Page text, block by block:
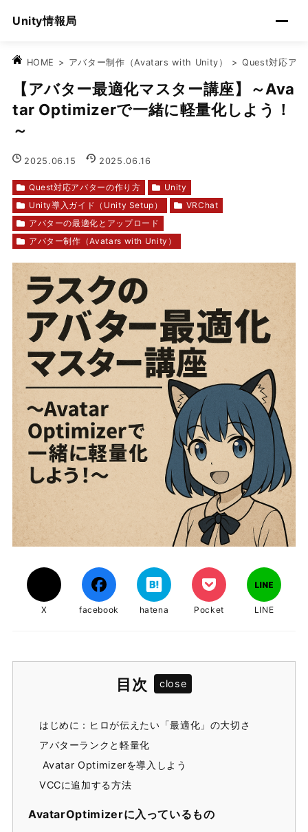
Unity情報局
HOME > アバター制作（Avatars with Unity） > Quest対応ア
【アバター最適化マスター講座】～Ava
tar Optimizerで一緒に軽量化しよう！
～
2025.06.15 2025.06.16
Quest対応アバターの作り方
Unity
Unity導入ガイド（Unity Setup）
VRChat
アバターの最適化とアップロード
アバター制作（Avatars with Unity）
X facebook hatena Pocket LINE
目次
はじめに：ヒロが伝えたい「最適化」の大切さ
アバターランクと軽量化
Avatar Optimizerを導入しよう
VCCに追加する方法
AvatarOptimizerに入っているもの